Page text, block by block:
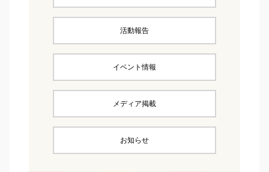
活動報告
イベント情報
メディア掲載
お知らせ